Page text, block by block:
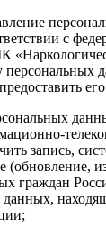
с
запись,
(обновление,
граждан
данных,